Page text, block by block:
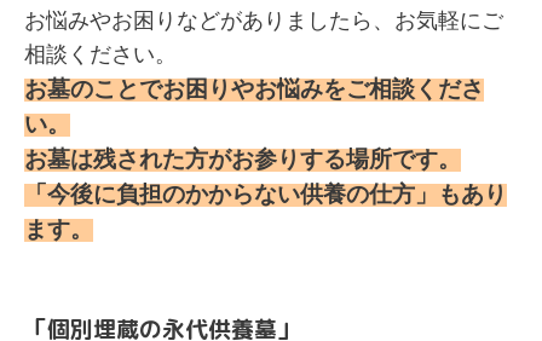
お悩みやお困りなどがありましたら、お気軽にご
相談ください。
お墓のことでお困りやお悩みをご相談くださ
い。
お墓は残された方がお参りする場所です。
「今後に負担のかからない供養の仕方」もあり
ます。
「個別埋蔵の永代供養墓」